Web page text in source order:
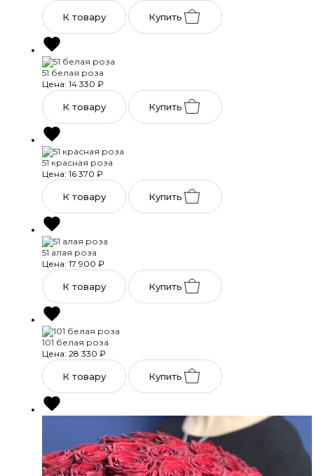
К товару Купить
51 белая роза
Цена: 14 330 ₽
К товару Купить
51 красная роза
Цена: 16 370 ₽
К товару Купить
51 алая роза
Цена: 17 900 ₽
К товару Купить
101 белая роза
Цена: 28 330 ₽
К товару Купить